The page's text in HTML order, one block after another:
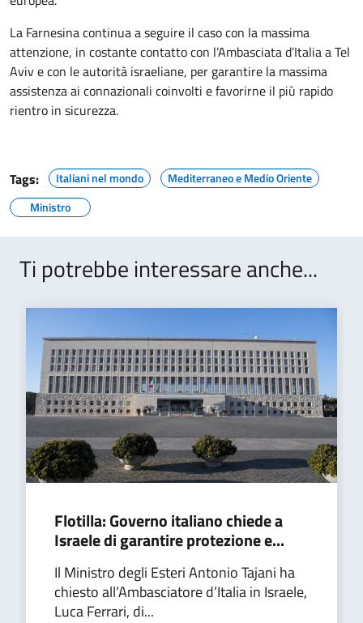
La Farnesina continua a seguire il caso con la massima
attenzione, in costante contatto con l’Ambasciata d’Italia a Tel
Aviv e con le autorità israeliane, per garantire la massima
assistenza ai connazionali coinvolti e favorirne il più rapido
rientro in sicurezza.
Tags: Italiani nel mondo
Mediterraneo e Medio Oriente
Ministro
Ti potrebbe interessare anche...
Flotilla: Governo italiano chiede a
Israele di garantire protezione e...
Il Ministro degli Esteri Antonio Tajani ha
chiesto all’Ambasciatore d’Italia in Israele,
Luca Ferrari, di...